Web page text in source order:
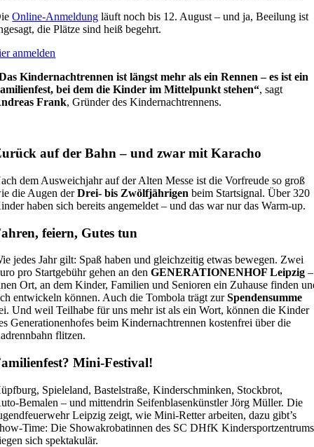
Online-Anmeldung läuft noch bis 12. August – und ja, Beeilung ist
die Plätze sind heiß begehrt.
anmelden
Kindernachtrennen ist längst mehr als ein Rennen – es ist ein
bei dem die Kinder im Mittelpunkt stehen“, sagt
Frank, Gründer des Kindernachtrennens.
auf der Bahn – und zwar mit Karacho
dem Ausweichjahr auf der Alten Messe ist die Vorfreude so groß
die Augen derDrei- bis Zwölfjährigen beim Startsignal. Über 320
haben sich bereits angemeldet – und das war nur das Warm-up.
feiern, Gutes tun
jedes Jahr gilt: Spaß haben und gleichzeitig etwas bewegen. Zwei
pro Startgebühr gehen an denGENERATIONENHOF Leipzig –
Ort, an dem Kinder, Familien und Senioren ein Zuhause finden
entwickeln können. Auch die Tombola trägt zurSpendensumme
Und weil Teilhabe für uns mehr ist als ein Wort, können die Kinder
Generationenhofes beim Kindernachtrennen kostenfrei über die
flitzen.
Mini‑Festival!
Spieleland, Bastelstraße, Kinderschminken, Stockbrot,
– und mittendrin Seifenblasenkünstler Jörg Müller. Die
Leipzig zeigt, wie Mini‑Retter arbeiten, dazu gibt’s
Die Showakrobatinnen des SC DHfK Kindersportzentrums
sich spektakulär.